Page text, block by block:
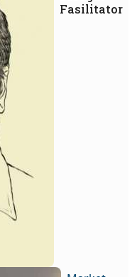
Fasilitator